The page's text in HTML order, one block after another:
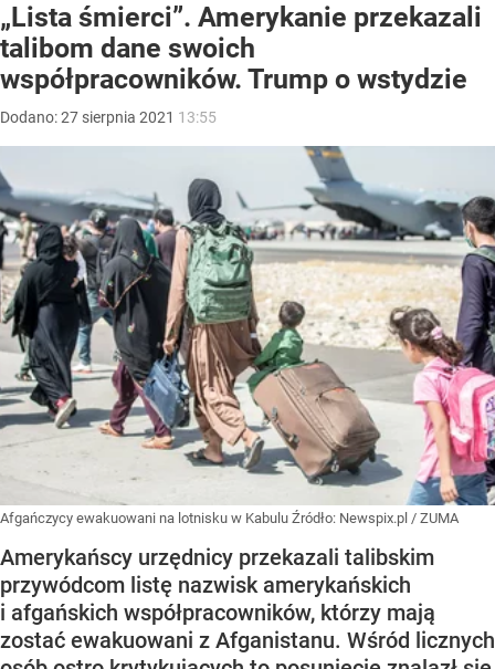
„Lista śmierci”. Amerykanie przekazali
talibom dane swoich
współpracowników. Trump o wstydzie
Dodano:27 sierpnia 2021 13:55
Afgańczycy ewakuowani na lotnisku w Kabulu Źródło: Newspix.pl / ZUMA
Amerykańscy urzędnicy przekazali talibskim
przywódcom listę nazwisk amerykańskich
i afgańskich współpracowników, którzy mają
zostać ewakuowani z Afganistanu. Wśród licznych